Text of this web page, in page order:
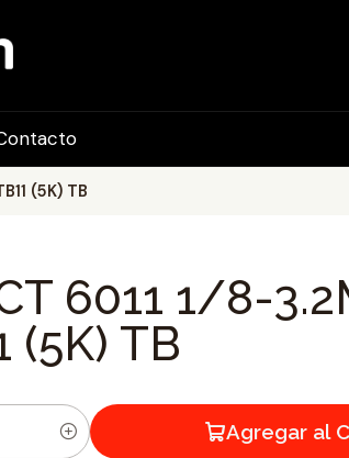
(5K) TB
6011 1/8-
(5K) TB
Agregar al